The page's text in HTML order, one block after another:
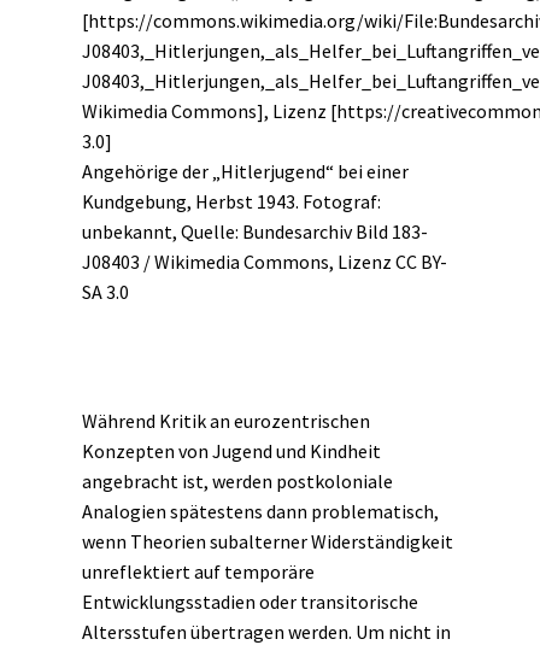
Angehörige der „Hitlerjugend“ bei einer
Kundgebung, Herbst 1943. Fotograf:
unbekannt, Quelle: Bundesarchiv Bild 183-
J08403 / Wikimedia Commons, Lizenz CC BY-
SA 3.0
Während Kritik an eurozentrischen
Konzepten von Jugend und Kindheit
angebracht ist, werden postkoloniale
Analogien spätestens dann problematisch,
wenn Theorien subalterner Widerständigkeit
unreflektiert auf temporäre
Entwicklungsstadien oder transitorische
Altersstufen übertragen werden. Um nicht in